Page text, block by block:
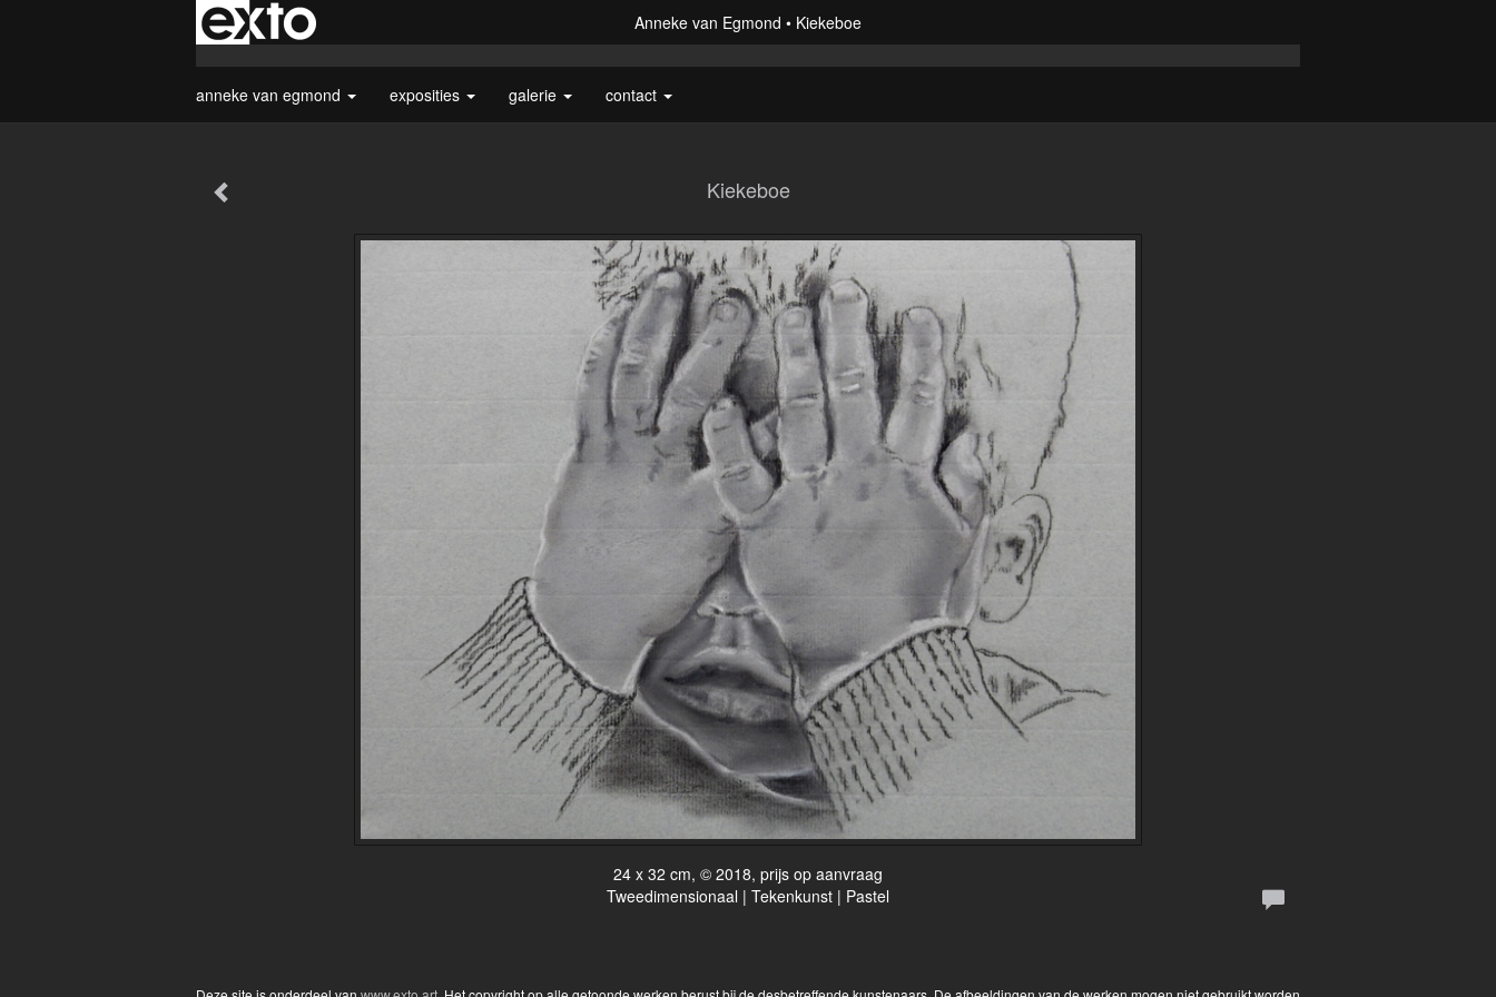
Anneke van Egmond Kiekeboe
anneke van egmond exposities galerie contact
Kiekeboe
24 x 32 cm, © 2018, prijs op aanvraag
Tweedimensionaal | Tekenkunst | Pastel